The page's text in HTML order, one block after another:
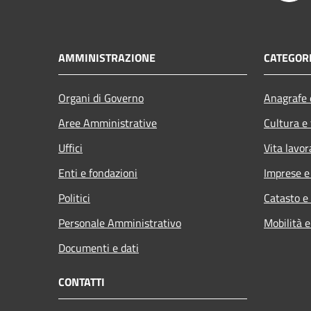
AMMINISTRAZIONE
Organi di Governo
Aree Amministrative
Uffici
Enti e fondazioni
Politici
Personale Amministrativo
Documenti e dati
Cultura
Vita
Imprese
Catasto
Mobilità
CONTATTI